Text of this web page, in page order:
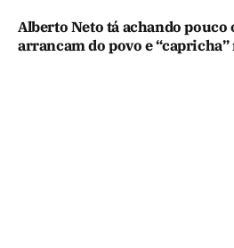
Alberto Neto tá achando pouco
arrancam do povo e